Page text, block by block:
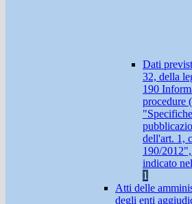
Dati
32, della
190
procedure
dell'art. 1,
190/
indicato
1
Atti delle
degli enti